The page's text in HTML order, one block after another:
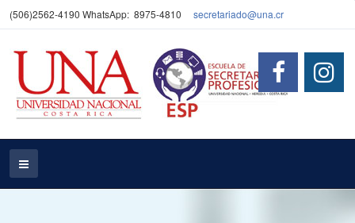
(506)2562-4190 WhatsApp: 8975-4810 secretariado@una.cr